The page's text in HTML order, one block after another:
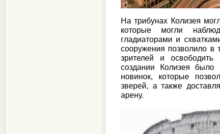
На трибунах Колизея
которые могли
гладиаторами и
сооружения позволило в
зрителей и освободить
создании Колизея было
новинок, которые
зверей, а также
арену.